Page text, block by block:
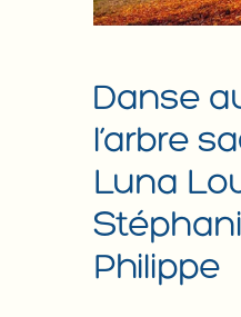
Danse
l’arbre
Luna
Philippe